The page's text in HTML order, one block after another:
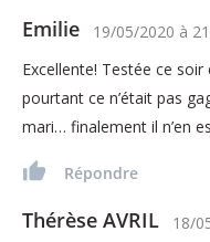
Emilie 19/05/2020 à
Excellente! Testée ce
pourtant ce n’était pas
mari… finalement il n’en
Répondre
Thérèse AVRIL 18/